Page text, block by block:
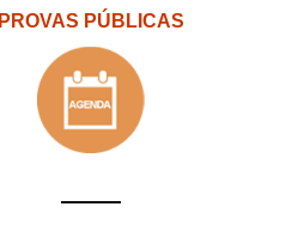
PROVAS PÚBLICAS